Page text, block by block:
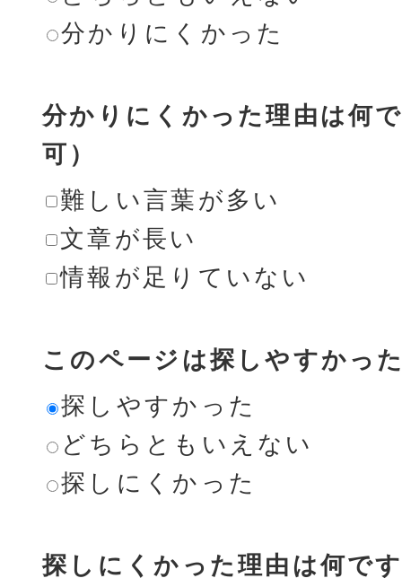
分かりにくかった
分かりにくかった理由は何
可）
難しい言葉が多い
文章が長い
情報が足りていない
このページは探しやすかっ
探しやすかった
どちらともいえない
探しにくかった
探しにくかった理由は何で